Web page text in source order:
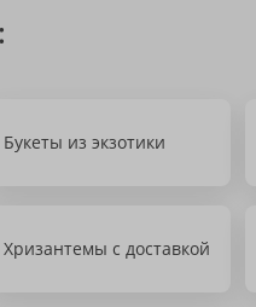
Букеты из экзотики
Хризантемы с доставкой